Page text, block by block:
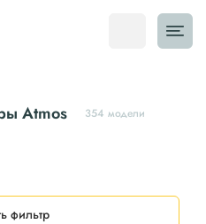
Atmos 354 модели
фильтр